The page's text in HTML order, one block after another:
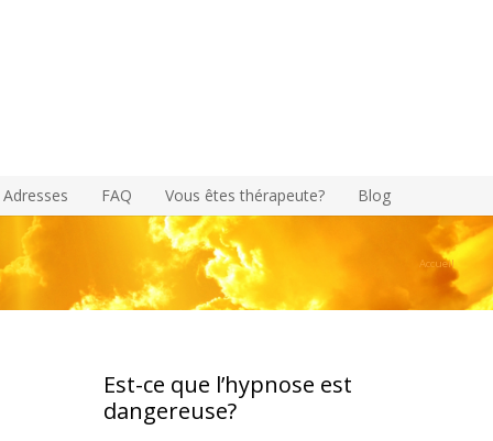
Adresses FAQ Vous êtes thérapeute? Blog
Accueil
Est-ce que l’hypnose est
dangereuse?